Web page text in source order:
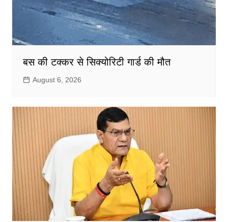
बस की टक्कर से सिक्योरिटी गार्ड की मौत
August 6, 2026